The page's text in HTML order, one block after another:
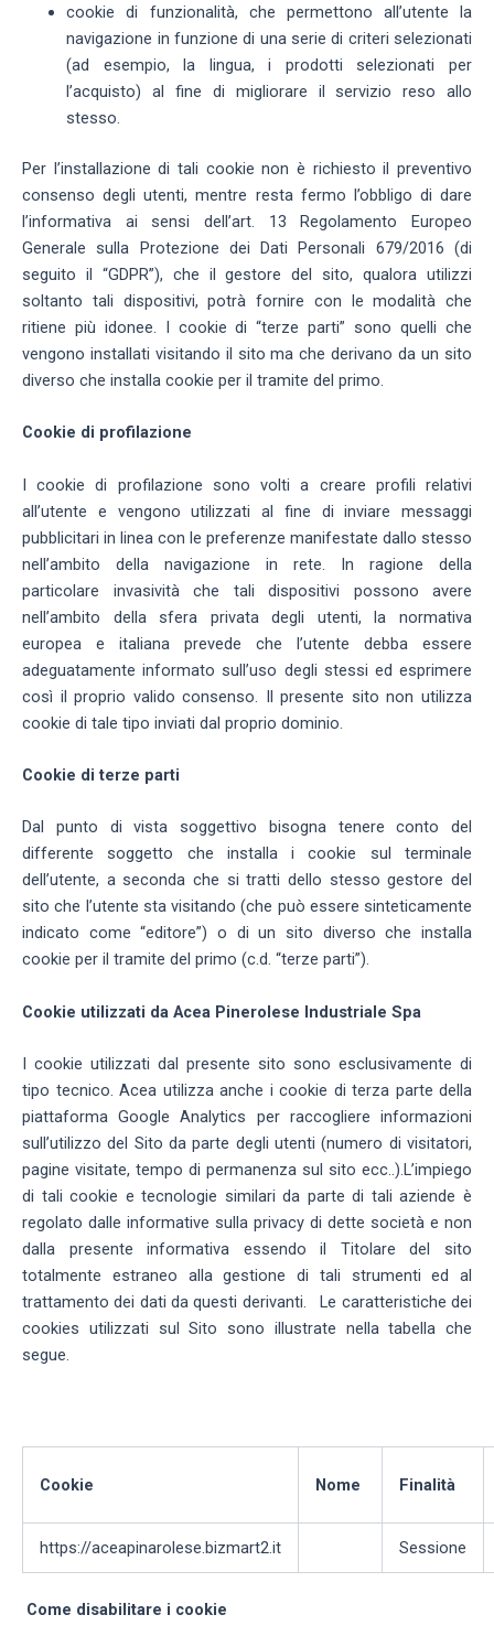
cookie di funzionalità, che permettono all’utente la
navigazione in funzione di una serie di criteri selezionati
(ad esempio, la lingua, i prodotti selezionati per
l’acquisto) al fine di migliorare il servizio reso allo
stesso.
Per l’installazione di tali cookie non è richiesto il preventivo
consenso degli utenti, mentre resta fermo l’obbligo di dare
l’informativa ai sensi dell’art. 13 Regolamento Europeo
Generale sulla Protezione dei Dati Personali 679/2016 (di
seguito il “GDPR”), che il gestore del sito, qualora utilizzi
soltanto tali dispositivi, potrà fornire con le modalità che
ritiene più idonee. I cookie di “terze parti” sono quelli che
vengono installati visitando il sito ma che derivano da un sito
diverso che installa cookie per il tramite del primo.
Cookie di profilazione
I cookie di profilazione sono volti a creare profili relativi
all’utente e vengono utilizzati al fine di inviare messaggi
pubblicitari in linea con le preferenze manifestate dallo stesso
nell’ambito della navigazione in rete. In ragione della
particolare invasività che tali dispositivi possono avere
nell’ambito della sfera privata degli utenti, la normativa
europea e italiana prevede che l’utente debba essere
adeguatamente informato sull’uso degli stessi ed esprimere
così il proprio valido consenso. Il presente sito non utilizza
cookie di tale tipo inviati dal proprio dominio.
Cookie di terze parti
Dal punto di vista soggettivo bisogna tenere conto del
differente soggetto che installa i cookie sul terminale
dell’utente, a seconda che si tratti dello stesso gestore del
sito che l’utente sta visitando (che può essere sinteticamente
indicato come “editore”) o di un sito diverso che installa
cookie per il tramite del primo (c.d. “terze parti”).
Cookie utilizzati da Acea Pinerolese Industriale Spa
I cookie utilizzati dal presente sito sono esclusivamente di
tipo tecnico. Acea utilizza anche i cookie di terza parte della
piattaforma Google Analytics per raccogliere informazioni
sull’utilizzo del Sito da parte degli utenti (numero di visitatori,
pagine visitate, tempo di permanenza sul sito ecc..).L’impiego
di tali cookie e tecnologie similari da parte di tali aziende è
regolato dalle informative sulla privacy di dette società e non
dalla presente informativa essendo il Titolare del sito
totalmente estraneo alla gestione di tali strumenti ed al
trattamento dei dati da questi derivanti. Le caratteristiche dei
cookies utilizzati sul Sito sono illustrate nella tabella che
segue.
Cookie Nome Finalità
https://aceapinarolese.bizmart2.it Sessione
Come disabilitare i cookie